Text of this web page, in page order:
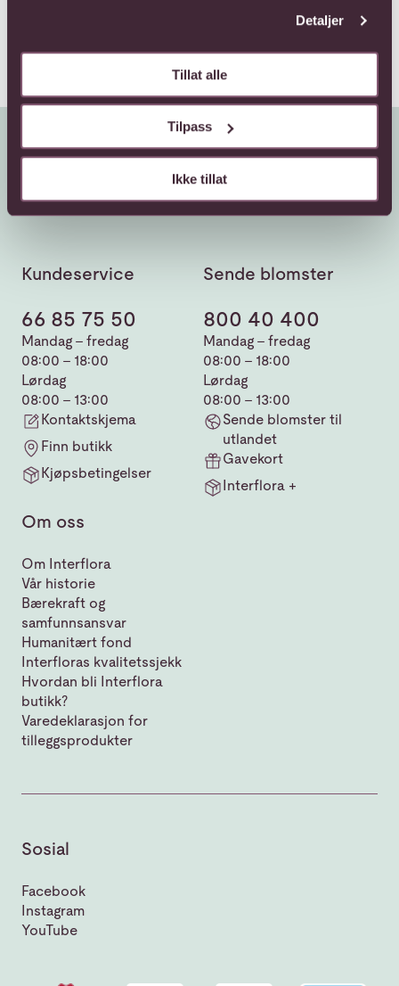
Detaljer
Tillat alle
Tilpass
Ikke tillat
Kundeservice
66 85 75 50
Mandag - fredag
08:00 - 18:00
Lørdag
08:00 - 13:00
Kontaktskjema
Finn butikk
Kjøpsbetingelser
Sende blomster
800 40 400
Mandag - fredag
08:00 - 18:00
Lørdag
08:00 - 13:00
Sende blomster til
utlandet
Gavekort
Interflora +
Om oss
Om Interflora
Vår historie
Bærekraft og
samfunnsansvar
Humanitært fond
Interfloras kvalitetssjekk
Hvordan bli Interflora
butikk?
Varedeklarasjon for
tilleggsprodukter
Sosial
Facebook
Instagram
YouTube